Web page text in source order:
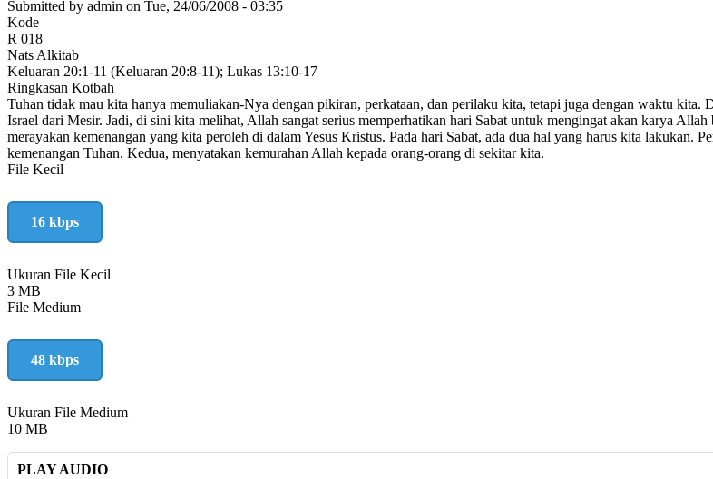
di
Submitted by admin on Tue, 24/06/2008 - 03:35
Kode
R 018
Nats Alkitab
Keluaran 20:1-11 (Keluaran 20:8-11); Lukas 13:10-17
Ringkasan Kotbah
Tuhan tidak mau kita hanya memuliakan-Nya dengan pikiran, perkataan, dan perilaku kita, tetapi juga dengan waktu kita.
Israel dari Mesir. Jadi, di sini kita melihat, Allah sangat serius memperhatikan hari Sabat untuk mengingat akan karya
merayakan kemenangan yang kita peroleh di dalam Yesus Kristus. Pada hari Sabat, ada dua hal yang harus kita lakukan.
kemenangan Tuhan. Kedua, menyatakan kemurahan Allah kepada orang-orang di sekitar kita.
File Kecil
16 kbps
Ukuran File Kecil
3 MB
File Medium
48 kbps
Ukuran File Medium
10 MB
PLAY AUDIO